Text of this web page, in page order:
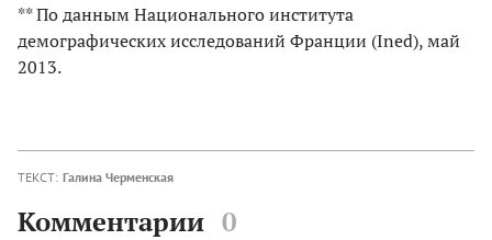
** По данным Национального института
демографических исследований Франции (Ined), май
2013.
ТЕКСТ: Галина Черменская
Комментарии 0